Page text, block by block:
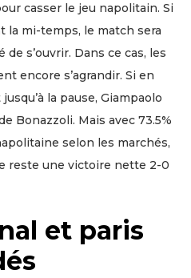
casser le jeu napolitain. Si
la mi-temps, le match sera
s’ouvrir. Dans ce cas, les
encore s’agrandir. Si en
la pause, Giampaolo
Bonazzoli. Mais avec 73.5%
selon les marchés,
reste une victoire nette 2-0
et paris